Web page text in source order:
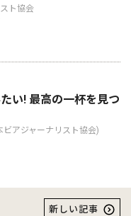
ト協会
い! 最高の一杯を見つ
アジャーナリスト協会)
新しい記事